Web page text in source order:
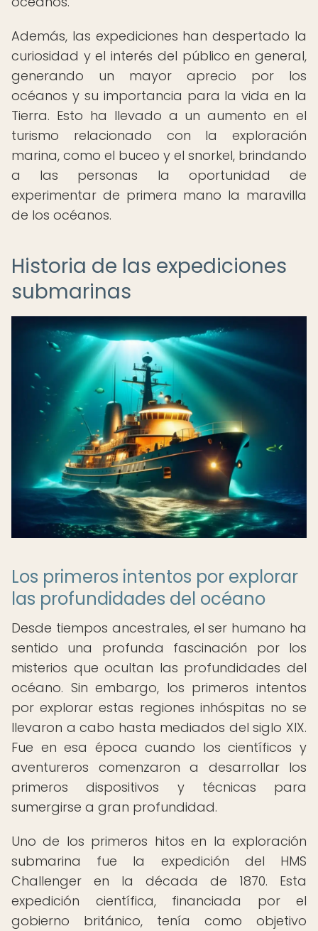
Además, las expediciones han despertado la
curiosidad y el interés del público en general,
generando un mayor aprecio por los
océanos y su importancia para la vida en la
Tierra. Esto ha llevado a un aumento en el
turismo relacionado con la exploración
marina, como el buceo y el snorkel, brindando
a las personas la oportunidad de
experimentar de primera mano la maravilla
de los océanos.
Historia de las expediciones
submarinas
Los primeros intentos por explorar
las profundidades del océano
Desde tiempos ancestrales, el ser humano ha
sentido una profunda fascinación por los
misterios que ocultan las profundidades del
océano. Sin embargo, los primeros intentos
por explorar estas regiones inhóspitas no se
llevaron a cabo hasta mediados del siglo XIX.
Fue en esa época cuando los científicos y
aventureros comenzaron a desarrollar los
primeros dispositivos y técnicas para
sumergirse a gran profundidad.
Uno de los primeros hitos en la exploración
submarina fue la expedición del HMS
Challenger en la década de 1870. Esta
expedición científica, financiada por el
gobierno británico, tenía como objetivo